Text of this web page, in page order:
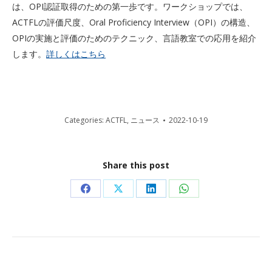
は、OPI認証取得のための第一歩です。ワークショップでは、
ACTFLの評価尺度、Oral Proficiency Interview（OPI）の構造、
OPIの実施と評価のためのテクニック、言語教室での応用を紹介
します。 詳しくはこちら
Categories: ACTFL, ニュース 2022-10-19
Share this post
Share
Facebook
Share
X
Share
LinkedIn
Share
WhatsApp